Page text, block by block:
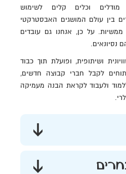
מודלים וכלים קלים לשימוש
בין עולם המושגים האבסטרקטי
ממשיות. על כן, אנחנו גם עובדים
נסיונאים.
ושיתופית, ופועלת תוך כבוד
לקבל חברי קבוצה חדשים,
ולעבוד לקראת הבנה מעמיקה